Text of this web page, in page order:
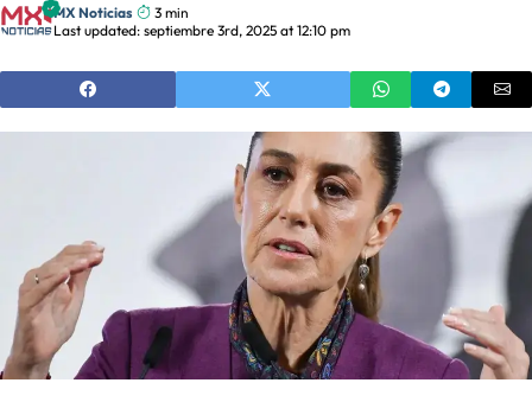
MX Noticias
3 min
Last updated: septiembre 3rd, 2025 at 12:10 pm